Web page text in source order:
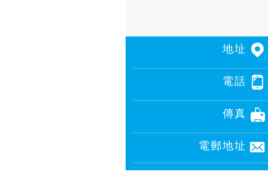
地址
電話
傳真
電郵地址